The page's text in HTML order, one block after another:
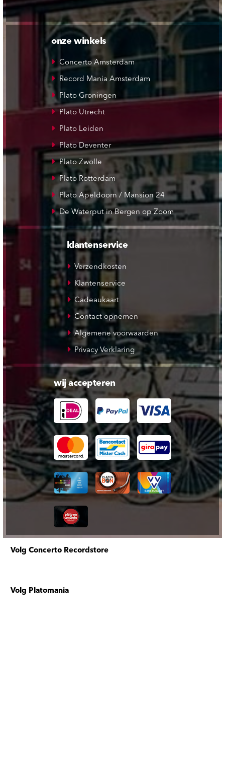
onze winkels
Concerto Amsterdam
Record Mania Amsterdam
Plato Groningen
Plato Utrecht
Plato Leiden
Plato Deventer
Plato Zwolle
Plato Rotterdam
Plato Apeldoorn / Mansion 24
De Waterput in Bergen op Zoom
klantenservice
Verzendkosten
Klantenservice
Cadeaukaart
Contact opnemen
Algemene voorwaarden
Privacy Verklaring
wij accepteren
Volg Concerto Recordstore
Volg Platomania